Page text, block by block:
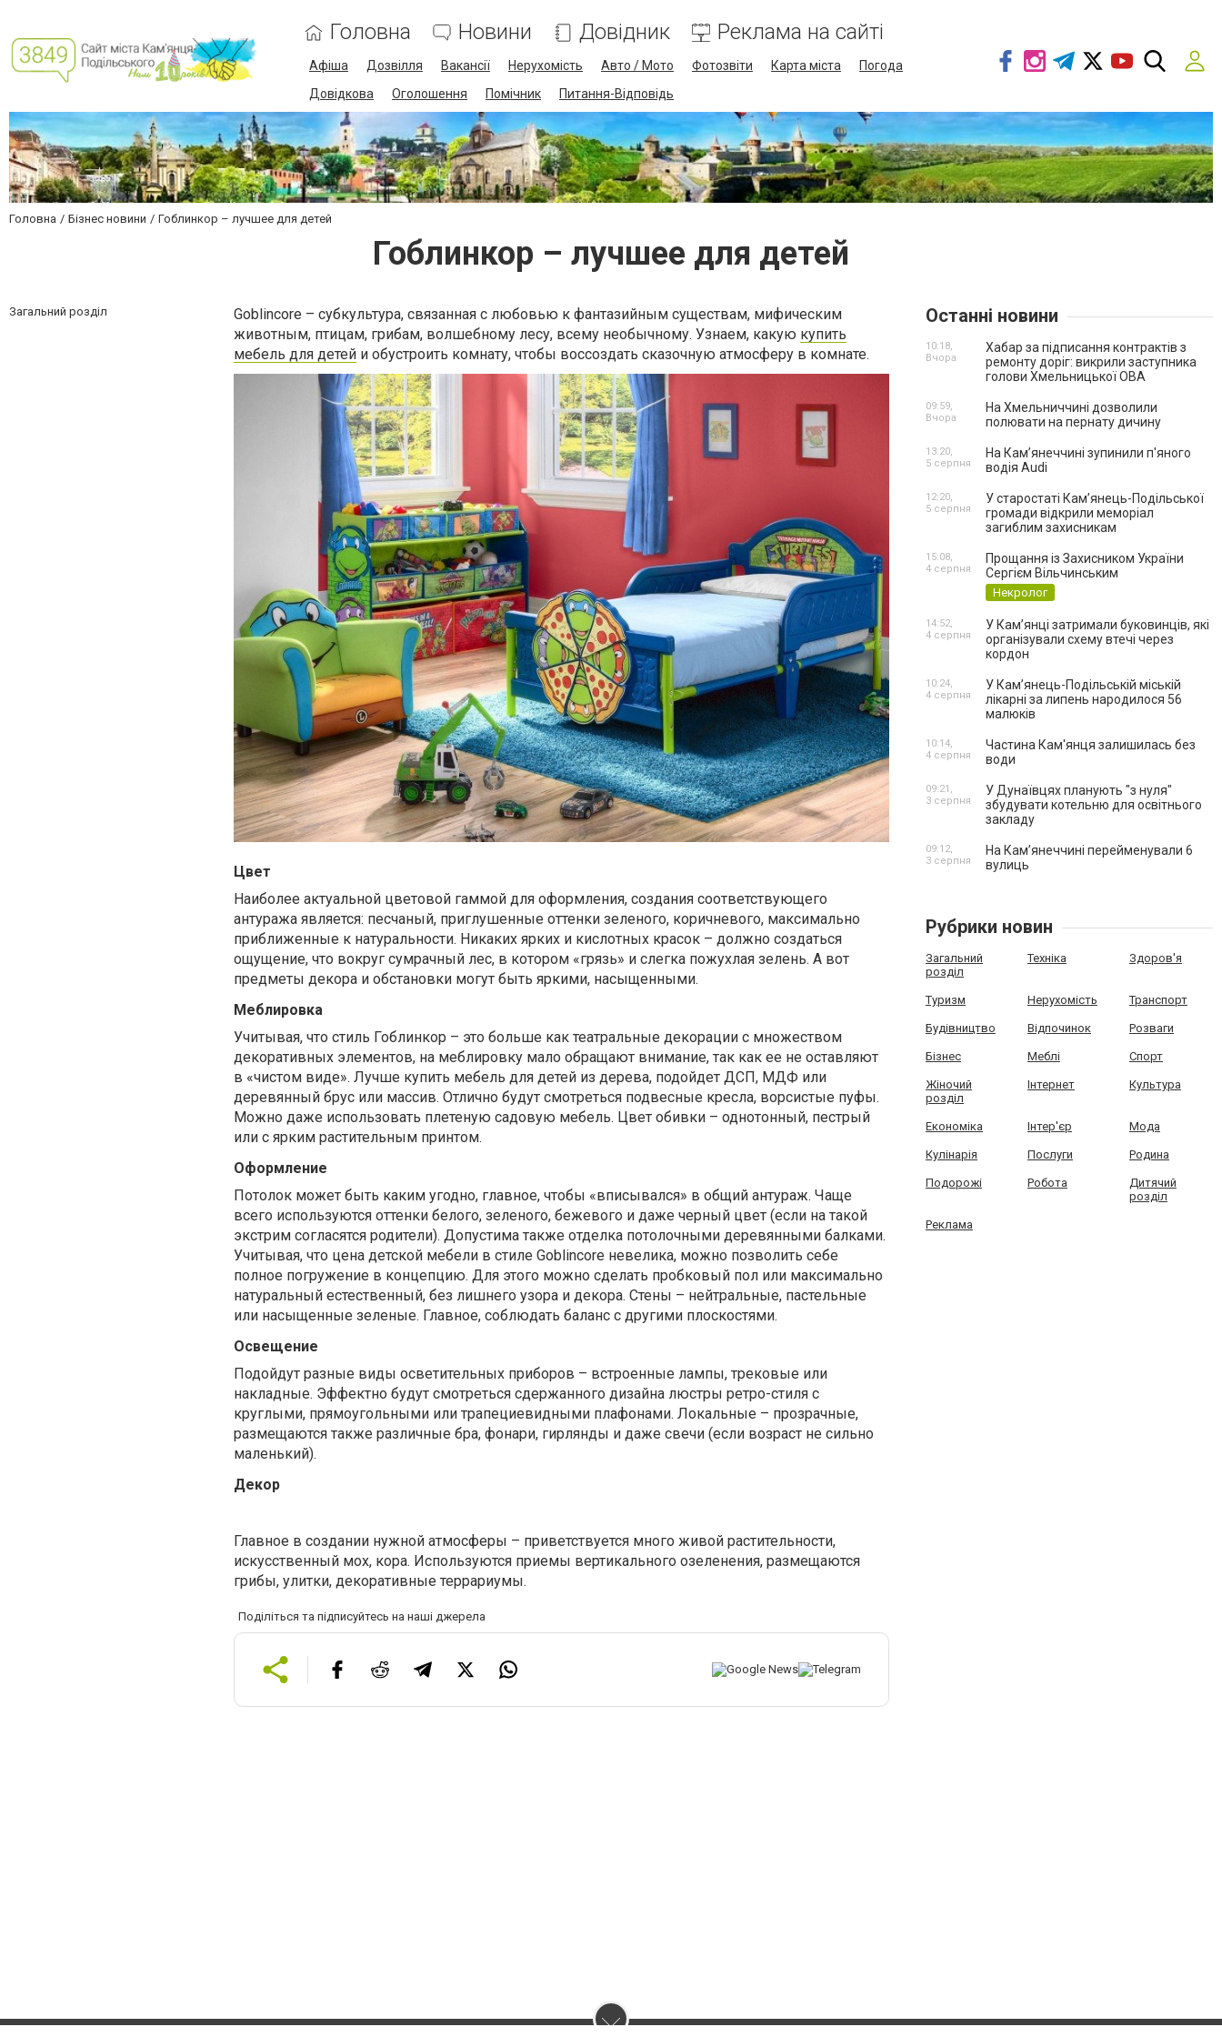
Головна Новини Довідник Реклама на сайті
Афіша Дозвілля Вакансії Нерухомість Авто / Мото Фотозвіти Карта міста
Погода
Довідкова
Оголошення Помічник Питання-Відповідь
Головна Бізнес новини Гоблинкор – лучшее для детей
Гоблинкор – лучшее для детей
Загальний розділ
Goblincore – субкультура, связанная с любовью к фантазийным существам, мифическим
животным, птицам, грибам, волшебному лесу, всему необычному. Узнаем, какую купить
мебель для детей и обустроить комнату, чтобы воссоздать сказочную атмосферу в комнате.
Цвет
Наиболее актуальной цветовой гаммой для оформления, создания соответствующего
антуража является: песчаный, приглушенные оттенки зеленого, коричневого, максимально
приближенные к натуральности. Никаких ярких и кислотных красок – должно создаться
ощущение, что вокруг сумрачный лес, в котором «грязь» и слегка пожухлая зелень. А вот
предметы декора и обстановки могут быть яркими, насыщенными.
Меблировка
Учитывая, что стиль Гоблинкор – это больше как театральные декорации с множеством
декоративных элементов, на меблировку мало обращают внимание, так как ее не оставляют
в «чистом виде». Лучше купить мебель для детей из дерева, подойдет ДСП, МДФ или
деревянный брус или массив. Отлично будут смотреться подвесные кресла, ворсистые пуфы.
Можно даже использовать плетеную садовую мебель. Цвет обивки – однотонный, пестрый
или с ярким растительным принтом.
Оформление
Потолок может быть каким угодно, главное, чтобы «вписывался» в общий антураж. Чаще
всего используются оттенки белого, зеленого, бежевого и даже черный цвет (если на такой
экстрим согласятся родители). Допустима также отделка потолочными деревянными балками.
Учитывая, что цена детской мебели в стиле Goblincore невелика, можно позволить себе
полное погружение в концепцию. Для этого можно сделать пробковый пол или максимально
натуральный естественный, без лишнего узора и декора. Стены – нейтральные, пастельные
или насыщенные зеленые. Главное, соблюдать баланс с другими плоскостями.
Освещение
Подойдут разные виды осветительных приборов – встроенные лампы, трековые или
накладные. Эффектно будут смотреться сдержанного дизайна люстры ретро-стиля с
круглыми, прямоугольными или трапециевидными плафонами. Локальные – прозрачные,
размещаются также различные бра, фонари, гирлянды и даже свечи (если возраст не сильно
маленький).
Декор
Главное в создании нужной атмосферы – приветствуется много живой растительности,
искусственный мох, кора. Используются приемы вертикального озеленения, размещаются
грибы, улитки, декоративные террариумы.
Поділіться та підписуйтесь на наші джерела
Останні новини
Хабар за підписання контрактів з
ремонту доріг: викрили заступника
голови Хмельницької ОВА
10:18,
Вчора
На Хмельниччині дозволили
полювати на пернату дичину
09:59,
Вчора
На Камʼянеччині зупинили п'яного
водія Audi
13:20,
5 серпня
У старостаті Кам’янець-Подільської
громади відкрили меморіал
загиблим захисникам
12:20,
5 серпня
Прощання із Захисником України
Сергієм Вільчинським
Некролог
15:08,
4 серпня
У Кам’янці затримали буковинців, які
організували схему втечі через
кордон
14:52,
4 серпня
У Кам’янець-Подільській міській
лікарні за липень народилося 56
малюків
10:24,
4 серпня
Частина Кам'янця залишилась без
води
10:14,
4 серпня
У Дунаївцях планують "з нуля"
збудувати котельню для освітнього
закладу
09:21,
3 серпня
На Камʼянеччині перейменували 6
вулиць
09:12,
3 серпня
Рубрики новин
Загальний
розділ
Техніка Здоров'я
Туризм Нерухомість Транспорт
Будівництво Відпочинок Розваги
Бізнес Меблі Спорт
Жіночий
розділ
Інтернет Культура
Економіка Інтер'єр Мода
Кулінарія Послуги Родина
Подорожі Робота
Дитячий
розділ
Реклама